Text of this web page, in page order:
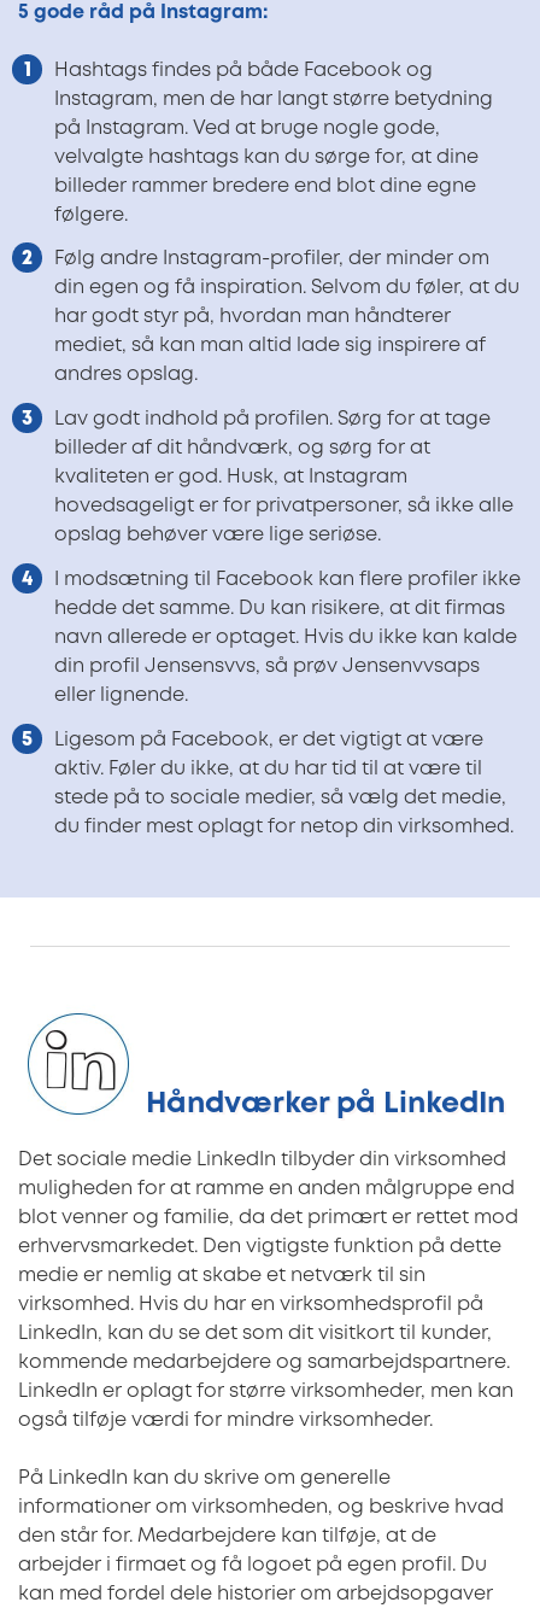
5 gode råd på Instagram:
Hashtags findes på både Facebook og
Instagram, men de har langt større betydning
på Instagram. Ved at bruge nogle gode,
velvalgte hashtags kan du sørge for, at dine
billeder rammer bredere end blot dine egne
følgere.
Følg andre Instagram-profiler, der minder om
din egen og få inspiration. Selvom du føler, at du
har godt styr på, hvordan man håndterer
mediet, så kan man altid lade sig inspirere af
andres opslag.
Lav godt indhold på profilen. Sørg for at tage
billeder af dit håndværk, og sørg for at
kvaliteten er god. Husk, at Instagram
hovedsageligt er for privatpersoner, så ikke alle
opslag behøver være lige seriøse.
I modsætning til Facebook kan flere profiler ikke
hedde det samme. Du kan risikere, at dit firmas
navn allerede er optaget. Hvis du ikke kan kalde
din profil Jensensvvs, så prøv Jensenvvsaps
eller lignende.
Ligesom på Facebook, er det vigtigt at være
aktiv. Føler du ikke, at du har tid til at være til
stede på to sociale medier, så vælg det medie,
du finder mest oplagt for netop din virksomhed.
Håndværker på LinkedIn
Det sociale medie LinkedIn tilbyder din virksomhed
muligheden for at ramme en anden målgruppe end
blot venner og familie, da det primært er rettet mod
erhvervsmarkedet. Den vigtigste funktion på dette
medie er nemlig at skabe et netværk til sin
virksomhed. Hvis du har en virksomhedsprofil på
LinkedIn, kan du se det som dit visitkort til kunder,
kommende medarbejdere og samarbejdspartnere.
LinkedIn er oplagt for større virksomheder, men kan
også tilføje værdi for mindre virksomheder.
På LinkedIn kan du skrive om generelle
informationer om virksomheden, og beskrive hvad
den står for. Medarbejdere kan tilføje, at de
arbejder i firmaet og få logoet på egen profil. Du
kan med fordel dele historier om arbejdsopgaver